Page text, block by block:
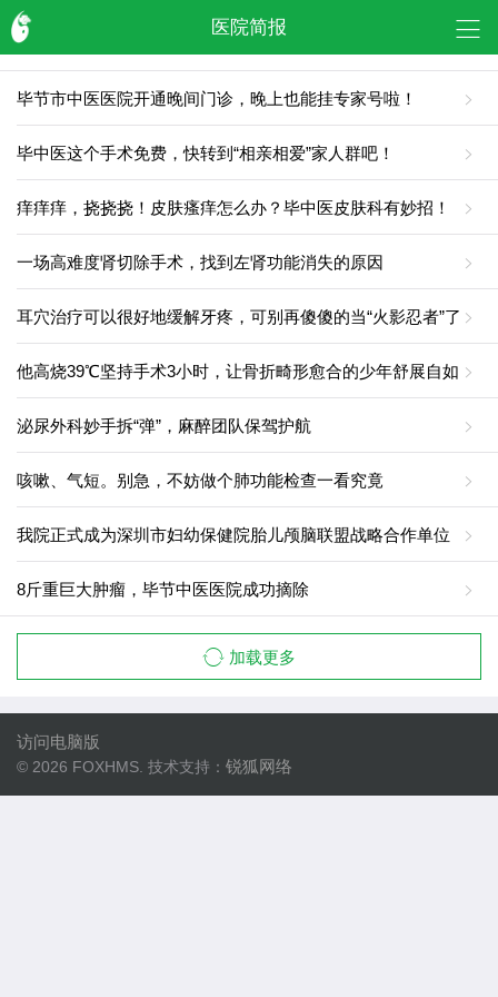
医院简报
毕节市中医医院开通晚间门诊，晚上也能挂专家号啦！
毕中医这个手术免费，快转到“相亲相爱”家人群吧！
痒痒痒，挠挠挠！皮肤瘙痒怎么办？毕中医皮肤科有妙招！
一场高难度肾切除手术，找到左肾功能消失的原因
耳穴治疗可以很好地缓解牙疼，可别再傻傻的当“火影忍者”了
他高烧39℃坚持手术3小时，让骨折畸形愈合的少年舒展自如
泌尿外科妙手拆“弹”，麻醉团队保驾护航
咳嗽、气短。别急，不妨做个肺功能检查一看究竟
我院正式成为深圳市妇幼保健院胎儿颅脑联盟战略合作单位
8斤重巨大肿瘤，毕节中医医院成功摘除
加载更多
访问电脑版
© 2026 FOXHMS. 技术支持： 锐狐网络